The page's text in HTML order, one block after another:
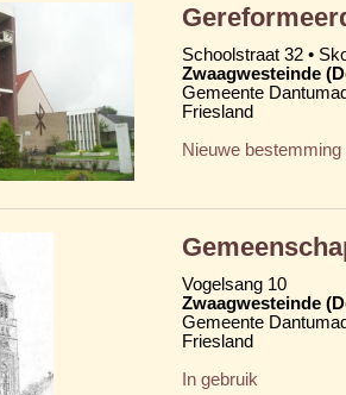
Schoolstraat 32 •
Zwaagwesteinde
Gemeente
Friesland
Nieuwe bestemming
Vogelsang 10
Zwaagwesteinde
Gemeente
Friesland
In gebruik